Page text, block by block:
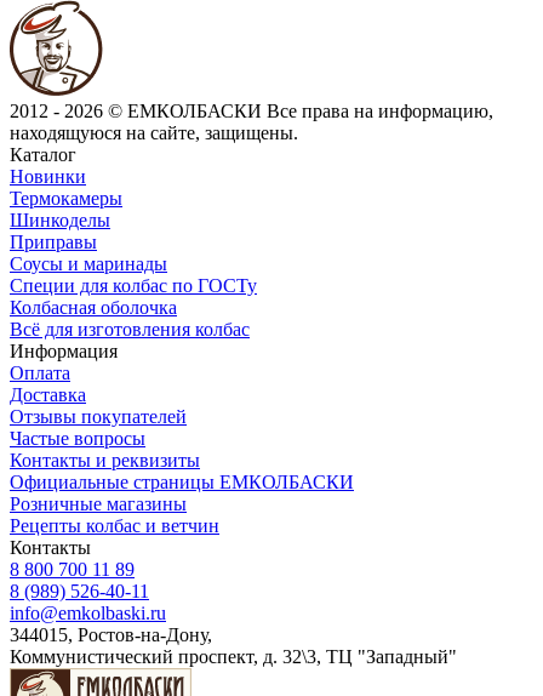
2012 - 2026 © ЕМКОЛБАСКИ Все права на информацию,
находящуюся на сайте, защищены.
Каталог
Новинки
Термокамеры
Шинкоделы
Приправы
Соусы и маринады
Специи для колбас по ГОСТу
Колбасная оболочка
Всё для изготовления колбас
Информация
Оплата
Доставка
Отзывы покупателей
Частые вопросы
Контакты и реквизиты
Официальные страницы ЕМКОЛБАСКИ
Розничные магазины
Рецепты колбас и ветчин
Контакты
8 800 700 11 89
8 (989) 526-40-11
info@emkolbaski.ru
344015, Ростов-на-Дону,
Коммунистический проспект, д. 32\3, ТЦ "Западный"